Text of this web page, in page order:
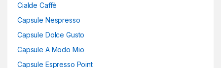
Cialde Caffè
Capsule Nespresso
Capsule Dolce Gusto
Capsule A Modo Mio
Capsule Espresso Point